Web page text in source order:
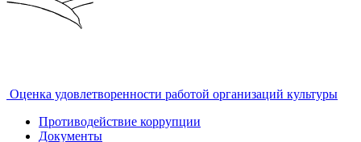
Оценка удовлетворенности работой организаций культуры
Противодействие коррупции
Документы